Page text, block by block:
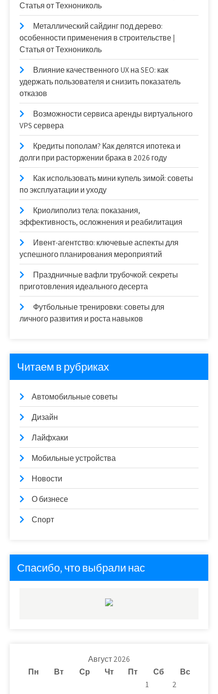
Статья от Технониколь
Металлический сайдинг под дерево:
особенности применения в строительстве |
Статья от Технониколь
Влияние качественного UX на SEO: как
удержать пользователя и снизить показатель
отказов
Возможности сервиса аренды виртуального
VPS сервера
Кредиты пополам? Как делятся ипотека и
долги при расторжении брака в 2026 году
Как использовать мини купель зимой: советы
по эксплуатации и уходу
Криолиполиз тела: показания,
эффективность, осложнения и реабилитация
Ивент-агентство: ключевые аспекты для
успешного планирования мероприятий
Праздничные вафли трубочкой: секреты
приготовления идеального десерта
Футбольные тренировки: советы для
личного развития и роста навыков
Читаем в рубриках
Автомобильные советы
Дизайн
Лайфхаки
Мобильные устройства
Новости
О бизнесе
Спорт
Спасибо, что выбрали нас
Август 2026
Пн
Вт Ср Чт Пт Сб
Вс
1
2